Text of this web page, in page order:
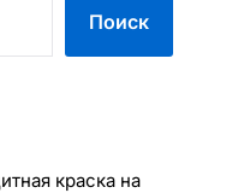
Поиск
краска на